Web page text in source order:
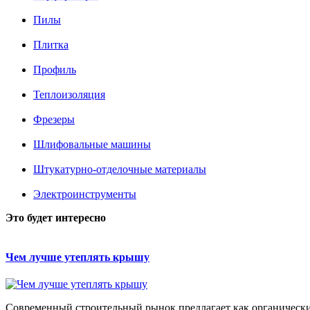
Пилы
Плитка
Профиль
Теплоизоляция
Фрезеры
Шлифовальные машины
Штукатурно-отделочные материалы
Электроинструменты
Это будет интересно
Чем лучше утеплять крышу